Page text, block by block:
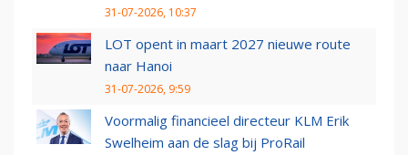
31-07-2026, 10:37
LOT opent in maart 2027 nieuwe route
naar Hanoi
31-07-2026, 9:59
Voormalig financieel directeur KLM Erik
Swelheim aan de slag bij ProRail